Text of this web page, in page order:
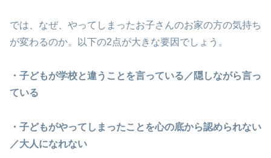
では、なぜ、やってしまったお子さんのお家の方の気持ち
が変わるのか。以下の2点が大きな要因でしょう。
・子どもが学校と違うことを言っている／隠しながら言っ
ている
・子どもがやってしまったことを心の底から認められない
／大人になれない